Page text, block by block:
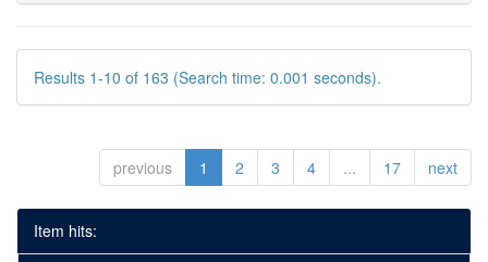
Results 1-10 of 163 (Search time: 0.001 seconds).
previous 1 2 3 4 ... 17 next
Item hits: